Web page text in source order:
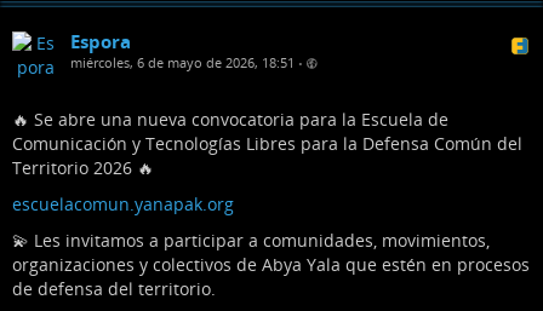
Espora
miércoles, 6 de mayo de 2026, 18:51 •
🔥 Se abre una nueva convocatoria para la Escuela de
Comunicación y Tecnologías Libres para la Defensa Común del
Territorio 2026 🔥
escuelacomun.yanapak.org
💫 Les invitamos a participar a comunidades, movimientos,
organizaciones y colectivos de Abya Yala que estén en procesos
de defensa del territorio.